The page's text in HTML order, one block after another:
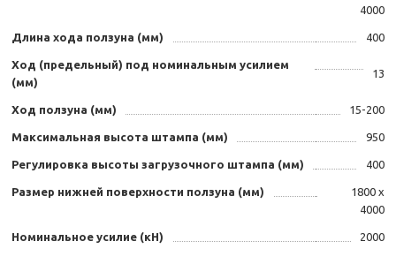
4000
Длина хода ползуна (мм) 400
Ход (предельный) под номинальным усилием
(мм)
13
Ход ползуна (мм) 15-200
Максимальная высота штампа (мм) 950
Регулировка высоты загрузочного штампа (мм) 400
Размер нижней поверхности ползуна (мм)
1800 х
4000
Номинальное усилие (кН) 2000